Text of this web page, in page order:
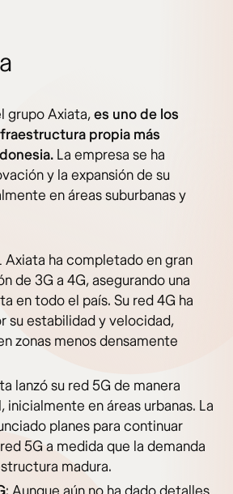
grupo Axiata,es uno de los
propia más
La empresa se ha
y la expansión de su
en áreas suburbanas y
Axiata ha completado en gran
de 3G a 4G, asegurando una
en todo el país. Su red 4G ha
su estabilidad y velocidad,
zonas menos densamente
lanzó su red 5G de manera
inicialmente en áreas urbanas. La
planes para continuar
5G a medida que la demanda
madura.